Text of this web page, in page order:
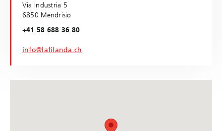
Via Industria 5
6850 Mendrisio
+41 58 688 36 80
info@lafilanda.ch